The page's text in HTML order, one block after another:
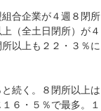
合企業が４週８閉所
（全土日閉所）が４
以上も２２・３％に
続く。８閉所以上は
６・５％で最多。１